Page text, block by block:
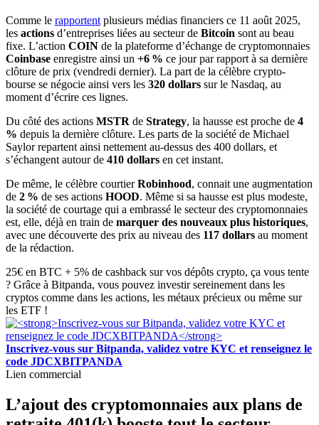
Comme le rapportent plusieurs médias financiers ce 11 août 2025,
les actions d’entreprises liées au secteur de Bitcoin sont au beau
fixe. L’action COIN de la plateforme d’échange de cryptomonnaies
Coinbase enregistre ainsi un +6 % ce jour par rapport à sa dernière
clôture de prix (vendredi dernier). La part de la célèbre crypto-
bourse se négocie ainsi vers les 320 dollars sur le Nasdaq, au
moment d’écrire ces lignes.
Du côté des actions MSTR de Strategy, la hausse est proche de 4
% depuis la dernière clôture. Les parts de la société de Michael
Saylor repartent ainsi nettement au-dessus des 400 dollars, et
s’échangent autour de 410 dollars en cet instant.
De même, le célèbre courtierRobinhood, connait une augmentation
de 2 % de ses actions HOOD. Même si sa hausse est plus modeste,
la société de courtage qui a embrassé le secteur des cryptomonnaies
est, elle, déjà en train de marquer des nouveaux plus historiques,
avec une découverte des prix au niveau des 117 dollars au moment
de la rédaction.
25€ en BTC + 5% de cashback sur vos dépôts crypto, ça vous tente
? Grâce à Bitpanda, vous pouvez investir sereinement dans les
cryptos comme dans les actions, les métaux précieux ou même sur
les ETF !
Inscrivez-vous sur Bitpanda, validez votre KYC et renseignez le
code JDCXBITPANDA
Lien commercial
L’ajout des cryptomonnaies aux plans de